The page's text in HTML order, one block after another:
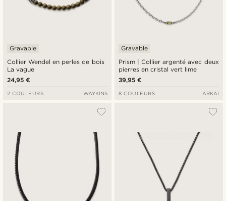
Collier Wendel en perles de bois
La vague
Gravable
24,95 €
2 COULEURS WAYKINS
Prism | Collier argenté avec deux
pierres en cristal vert lime
Gravable
39,95 €
8 COULEURS ARKAI